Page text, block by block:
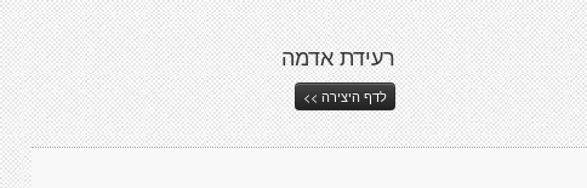
רעידת אדמה
לדף היצירה >>